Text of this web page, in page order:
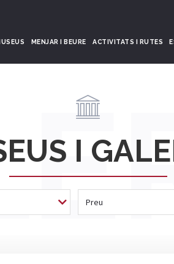
MENJAR I BEURE ACTIVITATS I RUTES
I
Preu